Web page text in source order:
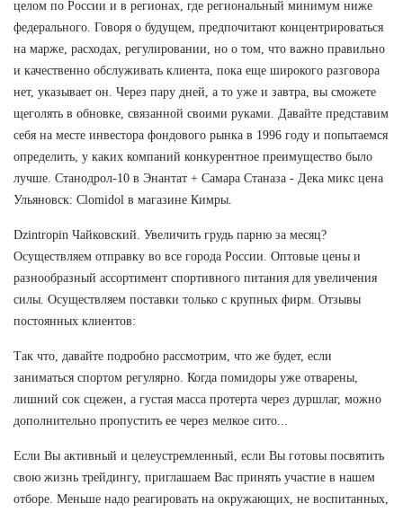
целом по России и в регионах, где региональный минимум ниже
федерального. Говоря о будущем, предпочитают концентрироваться
на марже, расходах, регулировании, но о том, что важно правильно
и качественно обслуживать клиента, пока еще широкого разговора
нет, указывает он. Через пару дней, а то уже и завтра, вы сможете
щеголять в обновке, связанной своими руками. Давайте представим
себя на месте инвестора фондового рынка в 1996 году и попытаемся
определить, у каких компаний конкурентное преимущество было
лучше. Станодрол-10 в Энантат + Самара Станаза - Дека микс цена
Ульяновск: Clomidol в магазине Кимры.
Dzintropin Чайковский. Увеличить грудь парню за месяц?
Осуществляем отправку во все города России. Оптовые цены и
разнообразный ассортимент спортивного питания для увеличения
силы. Осуществляем поставки только с крупных фирм. Отзывы
постоянных клиентов:
Так что, давайте подробно рассмотрим, что же будет, если
заниматься спортом регулярно. Когда помидоры уже отварены,
лишний сок сцежен, а густая масса протерта через дуршлаг, можно
дополнительно пропустить ее через мелкое сито...
Если Вы активный и целеустремленный, если Вы готовы посвятить
свою жизнь трейдингу, приглашаем Вас принять участие в нашем
отборе. Меньше надо реагировать на окружающих, не воспитанных,